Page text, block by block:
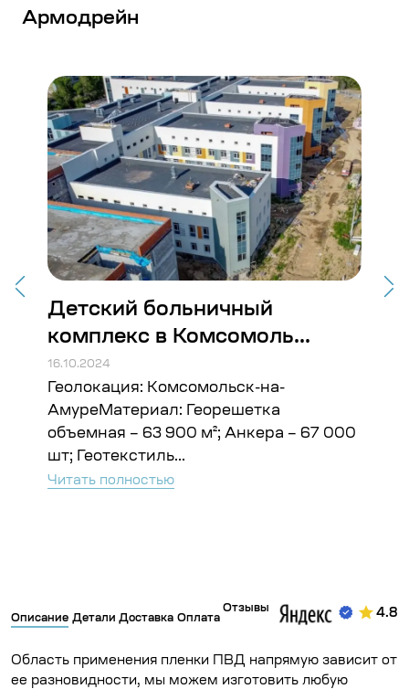
Армодрейн
Детский больничный
комплекс в Комсомоль...
16.10.2024
Геолокация: Комсомольск-на-
АмуреМатериал: Георешетка
объемная – 63 900 м²; Анкера – 67 000
шт; Геотекстиль...
Читать полностью
Описание Детали Доставка Оплата
Отзывы 4.8
Область применения пленки ПВД напрямую зависит от
ее разновидности, мы можем изготовить любую